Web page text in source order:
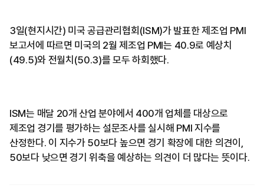
3일(현지시간) 미국 공급관리협회(ISM)가 발표한 제조업 PMI
보고서에 따르면 미국의 2월 제조업 PMI는 40.9로 예상치
(49.5)와 전월치(50.3)를 모두 하회했다.
ISM는 매달 20개 산업 분야에서 400개 업체를 대상으로
제조업 경기를 평가하는 설문조사를 실시해 PMI 지수를
산정한다. 이 지수가 50보다 높으면 경기 확장에 대한 의견이,
50보다 낮으면 경기 위축을 예상하는 의견이 더 많다는 뜻이다.